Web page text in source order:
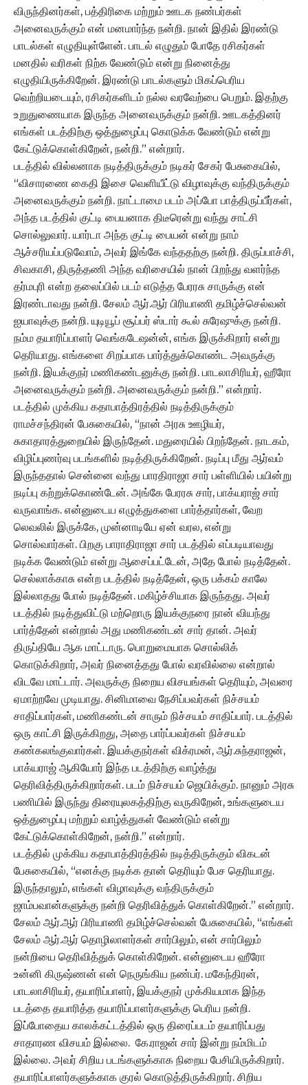
விருந்தினர்கள், பத்திரிகை மற்றும் ஊடக நண்பர்கள்
அனைவருக்கும் என் மனமார்ந்த நன்றி. நான் இதில் இரண்டு
பாடல்கள் எழுதியுள்ளேன். பாடல் எழுதும் போதே ரசிகர்கள்
மனதில் வரிகள் நிற்க வேண்டும் என்று நினைத்து
எழுதியிருக்கிறேன். இரண்டு பாடல்களும் மிகப்பெரிய
வெற்றியடையும், ரசிகர்களிடம் நல்ல வரவேற்பை பெறும். இதற்கு
உறுதுணையாக இருந்த அனைவருக்கும் நன்றி. ஊடகத்தினர்
எங்கள் படத்திற்கு ஒத்துழைப்பு கொடுக்க வேண்டும் என்று
கேட்டுக்கொள்கிறேன், நன்றி.” என்றார்.
படத்தில் வில்லனாக நடித்திருக்கும் நடிகர் சேகர் பேசுகையில்,
“விசாரணை கைதி இசை வெளியீட்டு விழாவுக்கு வந்திருக்கும்
அனைவருக்கும் நன்றி. நாட்டாமை படம் அப்போ பாத்திருப்பீர்கள்,
அந்த படத்தில் குட்டி பையனாக திடீரென்று வந்து சாட்சி
சொல்லுவார். யார்டா அந்த குட்டி பையன் என்று நாம்
ஆச்சரியப்படுவோம், அவர் இங்கே வந்ததற்கு நன்றி. திருப்பாச்சி,
சிவகாசி, திருத்தணி அந்த வரிசையில் நான் பிறந்து வளர்ந்த
தர்மபுரி என்ற தலைப்பில் படம் எடுத்த பேரரசு சாருக்கு என்
இரண்டாவது நன்றி. சேலம் ஆர்.ஆர் பிரியாணி தமிழ்ச்செல்வன்
ஐயாவுக்கு நன்றி. யுடியூப் சூப்பர் ஸ்டார் கூல் சுரேஷுக்கு நன்றி.
நம்ம தயாரிப்பாளர் வெங்கடேஷன்ன், எங்க இருக்கிறார் என்று
தெரியாது. எங்களை சிறப்பாக பார்த்துக்கொண்ட அவருக்கு
நன்றி. இயக்குநர் மணிகண்டனுக்கு நன்றி. பாடலாசிரியர், ஹீரோ
அனைவருக்கும் நன்றி. அனைவருக்கும் நன்றி.” என்றார்.
படத்தில் முக்கிய கதாபாத்திரத்தில் நடித்திருக்கும்
ராமச்சந்திரன் பேசுகையில், “நான் அரசு ஊழியர்,
சுகாதாரத்துறையில் இருந்தேன். மதுரையில் பிறந்தேன். நாடகம்,
விழிப்புணர்வு படங்களில் நடித்திருக்கிறேன். நடிப்பு மீது ஆர்வம்
இருந்ததால் சென்னை வந்து பாரதிராஜா சார் பள்ளியில் பயின்று
நடிப்பு கற்றுக்கொண்டேன். அங்கே பேரரசு சார், பாக்யராஜ் சார்
வருவாங்க. என்னுடைய எழுத்துகளை பார்த்தார்கள், வேற
லெவலில் இருக்கே, முன்னாடியே ஏன் வரல, என்று
சொல்வார்கள். பிறகு பாராதிராஜா சார் படத்தில் எப்படியாவது
நடிக்க வேண்டும் என்று ஆசைப்பட்டேன், அதே போல் நடித்தேன்.
செல்லாக்காசு என்ற படத்தில் நடித்தேன், ஒரு பக்கம் காலே
இல்லாதது போல் நடித்தேன். மகிழ்ச்சியாக இருந்தது. அவர்
படத்தில் நடித்துவிட்டு மற்றொரு இயக்குநரை நான் வியந்து
பார்த்தேன் என்றால் அது மணிகண்டன் சார் தான். அவர்
திருப்தியே ஆக மாட்டாரு. பொறுமையாக சொல்லிக்
கொடுக்கிறார், அவர் நினைத்தது போல் வரவில்லை என்றால்
விடவே மாட்டார். அவருக்கு நிறைய விசயங்கள் தெரியும், அவரை
ஏமாற்றவே முடியாது. சினிமாவை நேசிப்பவர்கள் நிச்சயம்
சாதிப்பார்கள், மணிகண்டன் சாரும் நிச்சயம் சாதிப்பார். படத்தில்
ஒரு காட்சி இருக்கிறது, அதை பார்ப்பவர்கள் நிச்சயம்
கண்கலங்குவார்கள். இயக்குநர்கள் விக்ரமன், ஆர்.சுந்தராஜன்,
பாக்யராஜ் ஆகியோர் இந்த படத்திற்கு வாழ்த்து
தெரிவித்திருக்கிறார்கள். படம் நிச்சயம் ஜெயிக்கும். நானும் அரசு
பணியில் இருந்து திரையுலகத்திற்கு வருகிறேன், உங்களுடைய
ஒத்துழைப்பு மற்றும் வாழ்த்துகள் வேண்டும் என்று
கேட்டுக்கொள்கிறேன், நன்றி.” என்றார்.
படத்தில் முக்கிய கதாபாத்திரத்தில் நடித்திருக்கும் விகடன்
பேசுகையில், “எனக்கு நடிக்க தான் தெரியும் பேச தெரியாது.
இருந்தாலும், எங்கள் விழாவுக்கு வந்திருக்கும்
ஜாம்பவான்களுக்கு நன்றி தெரிவித்துக் கொள்கிறேன்.” என்றார்.
சேலம் ஆர்.ஆர் பிரியாணி தமிழ்ச்செல்வன் பேசுகையில், “எங்கள்
சேலம் ஆர்.ஆர் தொழிலாளர்கள் சார்பிலும், என் சார்பிலும்
நன்றியை தெரிவித்துக் கொள்கிறேன். என்னுடைய ஹீரோ
உன்னி கிருஷ்ணன் என் நெருங்கிய நண்பர். மகேந்திரன்,
பாடலாசிரியர், தயாரிப்பாளர், இயக்குநர் முக்கியமாக இந்த
படத்தை தயாரித்த தயாரிப்பாளர்களுக்கு பெரிய நன்றி.
இப்போதைய காலக்கட்டத்தில் ஒரு திரைப்படம் தயாரிப்பது
சாதாரண விசயம் இல்லை. கே.ராஜன் சார் இன்று நம்மிடம்
இல்லை. அவர் சிறிய படங்களுக்காக நிறைய பேசியிருக்கிறார்.
தயாரிப்பாளர்களுக்காக குரல் கொடுத்திருக்கிறார். சிறிய